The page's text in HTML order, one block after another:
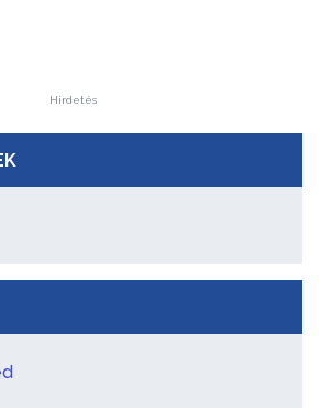
Hirdetés